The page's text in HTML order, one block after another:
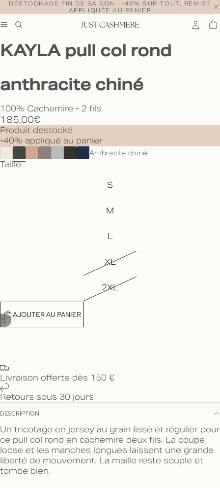
DÉSTOCKAGE FIN DE SAISON : -40% SUR TOUT, REMISE
APPLIQUÉE AU PANIER
5
KAYLA pull col rond
anthracite chiné
100% Cachemire - 2 fils
185,00€
Produit destocké
-40% appliqué au panier
Anthracite chiné
Taille
S
M
L
XL
2XL
AJOUTER AU PANIER
Livraison offerte dès 150 €
Retours sous 30 jours
DESCRIPTION
Un tricotage en jersey au grain lisse et régulier pour
ce pull col rond en cachemire deux fils. La coupe
loose et les manches longues laissent une grande
liberté de mouvement. La maille reste souple et
tombe bien.